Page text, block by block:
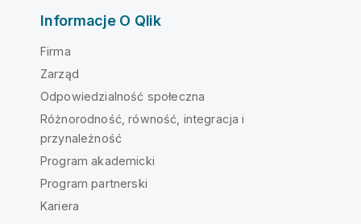
Informacje O Qlik
Firma
Zarząd
Odpowiedzialność społeczna
Różnorodność, równość, integracja i
przynależność
Program akademicki
Program partnerski
Kariera